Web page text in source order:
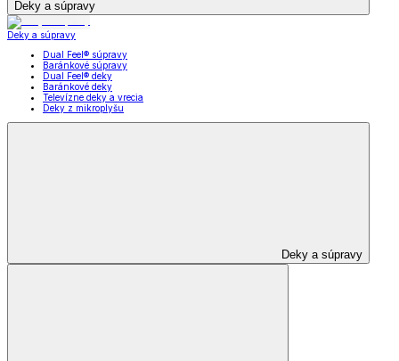
Deky a súpravy
Deky a súpravy
Dual Feel® súpravy
Baránkové súpravy
Dual Feel® deky
Baránkové deky
Televízne deky a vrecia
Deky z mikroplyšu
Deky a súpravy